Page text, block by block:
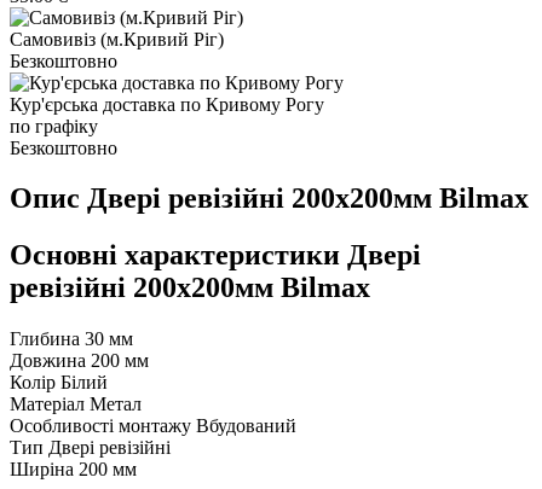
Самовивіз (м.Кривий Ріг)
Безкоштовно
Кур'єрська доставка по Кривому Рогу
по графіку
Безкоштовно
Опис Двері ревізійні 200x200мм Bilmax
Основні характеристики Двері
ревізійні 200x200мм Bilmax
Глибина 30 мм
Довжина 200 мм
Колір Білий
Матеріал Метал
Особливості монтажу Вбудований
Тип Двері ревізійні
Ширіна 200 мм